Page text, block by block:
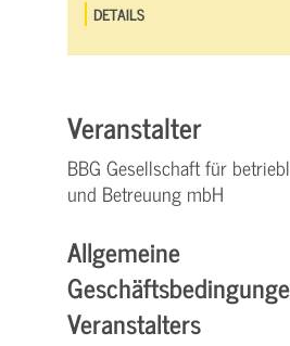
DETAILS
Veranstalter
BBG Gesellschaft für
und Betreuung mbH
Allgemeine
Veranstalters